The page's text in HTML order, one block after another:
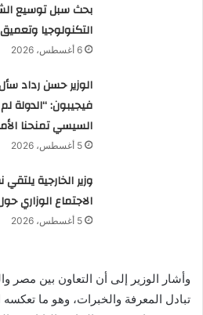
بحث سبل توسيع
التكنولوجيا
6 أغسطس، 2026
الوزير حسن رداد
فيجيبون: “الدولة
السيسي تمنحنا
5 أغسطس، 2026
وزير الخارجية
الاجتماع
5 أغسطس، 2026
وأشار الوزير إلى أن التعاون بين مصر
تبادل المعرفة والخبرات، وهو ما